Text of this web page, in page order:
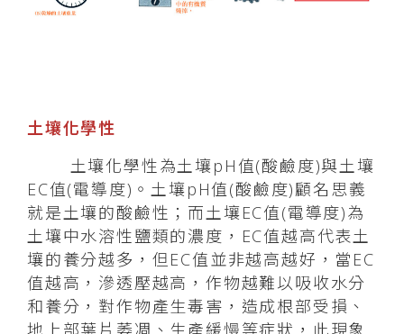
土壤化學性
土壤化學性為土壤pH值(酸鹼度)與土壤
EC值(電導度)。土壤pH值(酸鹼度)顧名思義
就是土壤的酸鹼性；而土壤EC值(電導度)為
土壤中水溶性鹽類的濃度，EC值越高代表土
壤的養分越多，但EC值並非越高越好，當EC
值越高，滲透壓越高，作物越難以吸收水分
和養分，對作物產生毒害，造成根部受損、
地上部葉片萎凋、生產緩慢等症狀，此現象